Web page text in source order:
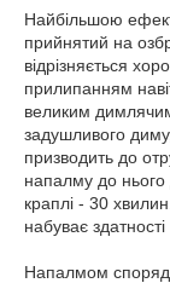
Найбільшою
прийнятий на
відрізняється
прилипанням
великим
задушливого
призводить до
напалму до
краплі - 30
набуває здатності
Напалмом